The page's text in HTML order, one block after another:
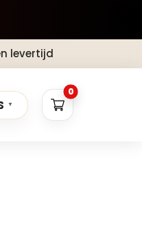
levertijd
▼
0